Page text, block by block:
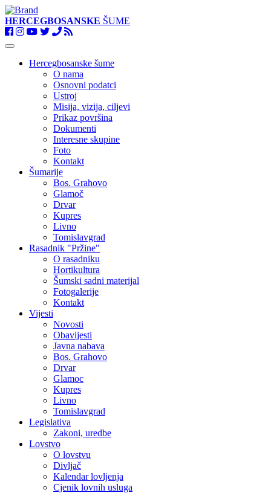
HERCEGBOSANSKE ŠUME
Toggle
navigationHercegbosanske šume
O nama
Osnovni podatci
Ustroj
Misija, vizija, ciljevi
Prikaz površina
Dokumenti
Interesne skupine
Foto
Kontakt
Šumarije
Bos. Grahovo
Glamoč
Drvar
Kupres
Livno
Tomislavgrad
Rasadnik "Pržine"
O rasadniku
Hortikultura
Šumski sadni materijal
Fotogalerije
Kontakt
Vijesti
Novosti
Obavijesti
Javna nabava
Bos. Grahovo
Drvar
Glamoc
Kupres
Livno
Tomislavgrad
Legislativa
Zakoni, uredbe
Lovstvo
O lovstvu
Divljač
Kalendar lovljenja
Cjenik lovnih usluga